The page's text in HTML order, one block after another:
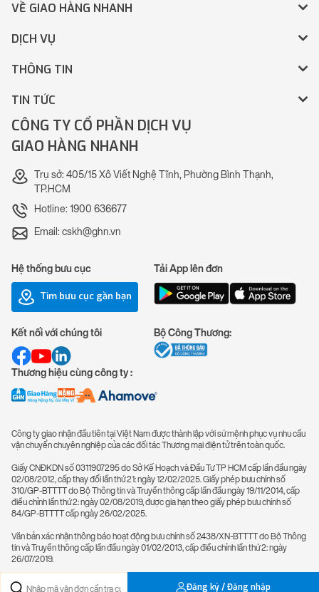
VỀ GIAO HÀNG NHANH
DỊCH VỤ
THÔNG TIN
TIN TỨC
CÔNG TY CỔ PHẦN DỊCH VỤ
GIAO HÀNG NHANH
Trụ sở: 405/15 Xô Viết Nghệ Tĩnh, Phường Bình Thạnh,
TP.HCM
Hotline: 1900 636677
Email: cskh@ghn.vn
Hệ thống bưu cục
Tìm bưu cục gần bạn
Tải App lên đơn
Kết nối với chúng tôi
Thương hiệu cùng công ty :
Bộ Công Thương:
Công ty giao nhận đầu tiên tại Việt Nam được thành lập với sứ mệnh phục vụ nhu cầu
vận chuyển chuyên nghiệp của các đối tác Thương mại điện tử trên toàn quốc.
Giấy CNĐKDN số 0311907295 do Sở Kế Hoạch và Đầu Tư TP HCM cấp lần đầu ngày
02/08/2012, cấp thay đổi lần thứ 21: ngày 12/02/2025. Giấy phép bưu chính số
310/GP-BTTTT do Bộ Thông tin và Truyền thông cấp lần đầu ngày 19/11/2014, cấp
điều chỉnh lần thứ 2: ngày 02/08/2019, được gia hạn theo giấy phép bưu chính số
84/GP-BTTTT cấp ngày 26/02/2025.
Văn bản xác nhận thông báo hoạt động bưu chính số 2438/XN-BTTTT do Bộ Thông
tin và Truyền thông cấp lần đầu ngày 01/02/2013, cấp điều chỉnh lần thứ 2: ngày
26/07/2019.
Đăng ký / Đăng nhập